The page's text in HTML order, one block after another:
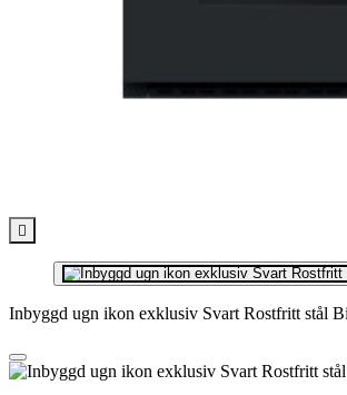

Inbyggd ugn ikon exklusiv Svart Rostfritt stål